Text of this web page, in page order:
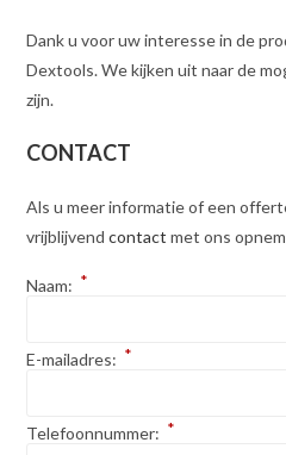
Dank u voor uw interesse in de
Dextools. We kijken uit naar de
zijn.
CONTACT
Als u meer informatie of een
vrijblijvendcontact met ons
Naam: *
E-mailadres: *
Telefoonnummer: *